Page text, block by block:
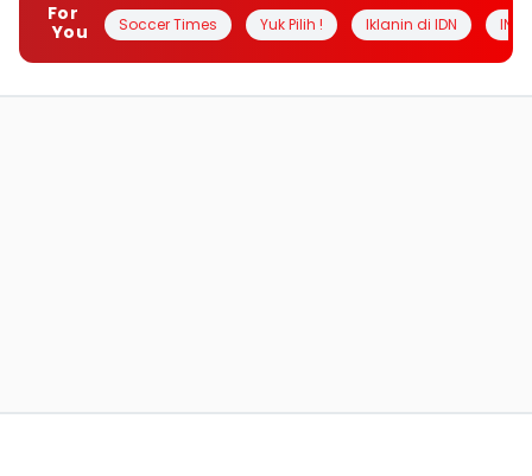
For
You
Soccer Times Yuk Pilih ! Iklanin di IDN